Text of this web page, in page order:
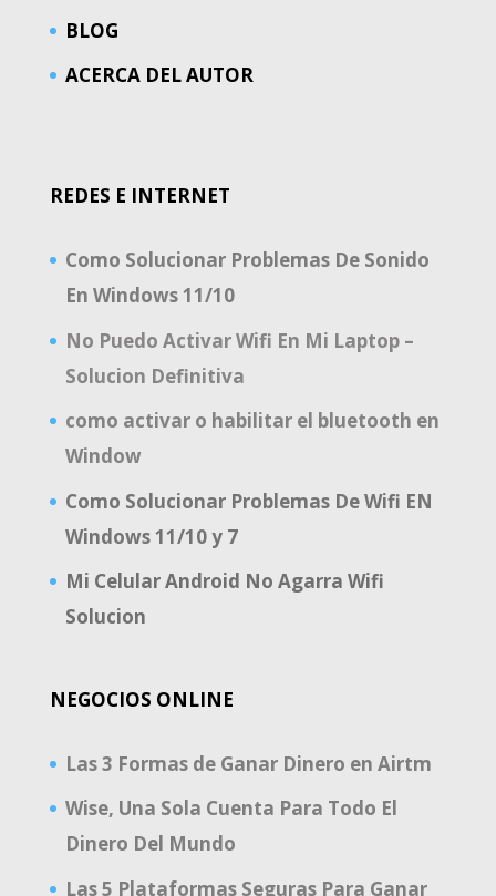
BLOG
ACERCA DEL AUTOR
REDES E INTERNET
Como Solucionar Problemas De Sonido
En Windows 11/10
No Puedo Activar Wifi En Mi Laptop –
Solucion Definitiva
como activar o habilitar el bluetooth en
Window
Como Solucionar Problemas De Wifi EN
Windows 11/10 y 7
Mi Celular Android No Agarra Wifi
Solucion
NEGOCIOS ONLINE
Las 3 Formas de Ganar Dinero en Airtm
Wise, Una Sola Cuenta Para Todo El
Dinero Del Mundo
Las 5 Plataformas Seguras Para Ganar